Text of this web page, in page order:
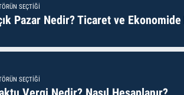
SEÇTIĞI
Pazar Nedir? Ticaret ve Ekonomide
SEÇTIĞI